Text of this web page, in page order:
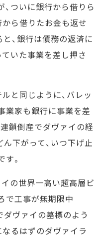
ついに銀行から借りら
ら借りたお金も返せ
、銀行は債務の返済に
いた事業を差し押さ
と同じように、バレッ
業家も銀行に事業を差
鎖倒産でダヴァイの経
下がって、いつ下げ止
。
の世界一高い超高層ビ
で工事が無期限中
ヴァイの墓標のよう
るはずのダヴァイラ